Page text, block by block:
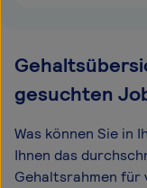
gesuchten
Was können Sie in
Ihnen das
Gehaltsrahmen für